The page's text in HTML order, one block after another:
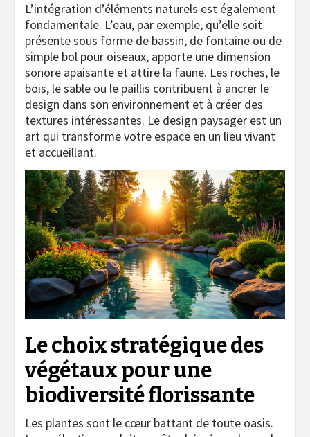
L’intégration d’éléments naturels est également
fondamentale. L’eau, par exemple, qu’elle soit
présente sous forme de bassin, de fontaine ou de
simple bol pour oiseaux, apporte une dimension
sonore apaisante et attire la faune. Les roches, le
bois, le sable ou le paillis contribuent à ancrer le
design dans son environnement et à créer des
textures intéressantes. Le design paysager est un
art qui transforme votre espace en un lieu vivant
et accueillant.
Le choix stratégique des
végétaux pour une
biodiversité florissante
Les plantes sont le cœur battant de toute oasis.